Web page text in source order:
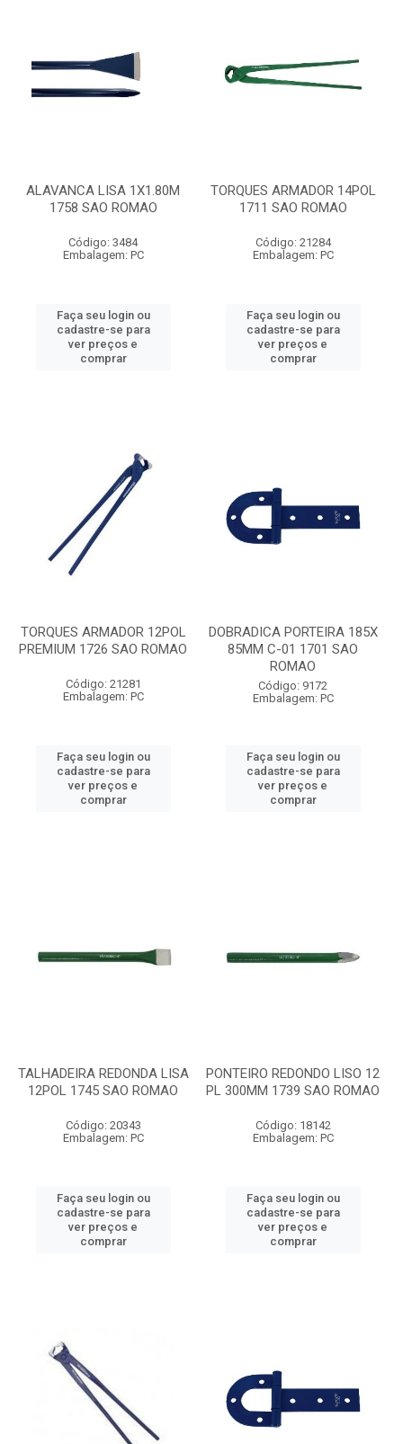
ALAVANCA LISA 1X1.80M
1758 SAO ROMAO
Código: 3484
Embalagem: PC
Faça seu login ou
cadastre-se para
ver preços e
comprar
TORQUES ARMADOR 14POL
1711 SAO ROMAO
Código: 21284
Embalagem: PC
Faça seu login ou
cadastre-se para
ver preços e
comprar
TORQUES ARMADOR 12POL
PREMIUM 1726 SAO ROMAO
Código: 21281
Embalagem: PC
Faça seu login ou
cadastre-se para
ver preços e
comprar
DOBRADICA PORTEIRA 185X
85MM C-01 1701 SAO
ROMAO
Código: 9172
Embalagem: PC
Faça seu login ou
cadastre-se para
ver preços e
comprar
TALHADEIRA REDONDA LISA
12POL 1745 SAO ROMAO
Código: 20343
Embalagem: PC
Faça seu login ou
cadastre-se para
ver preços e
comprar
PONTEIRO REDONDO LISO 12
PL 300MM 1739 SAO ROMAO
Código: 18142
Embalagem: PC
Faça seu login ou
cadastre-se para
ver preços e
comprar